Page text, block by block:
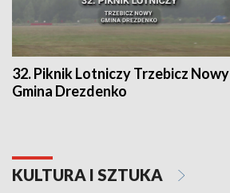
32. Piknik Lotniczy Trzebicz Nowy
Gmina Drezdenko
KULTURA I SZTUKA